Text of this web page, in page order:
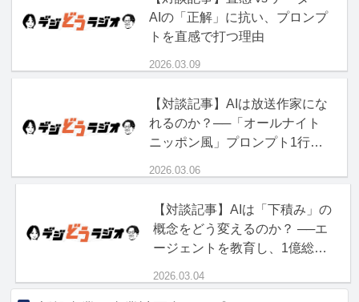
AIの「正解」に抗い、プロンプ
トを直感で打つ理由
2026.03.09
【対談記事】AIは放送作家にな
れるのか？──「オールナイト
ニッポン風」プロンプト1行の
2026.03.06
【対談記事】AIは「下積み」の
概念をどう変えるのか？ ──エ
ージェントを教育し、1億総ボ
2026.03.04